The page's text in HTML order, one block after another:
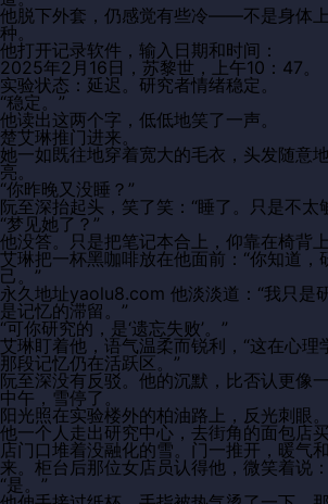
他脱下外套，仍感觉有些冷——不是身体
种。
他打开记录软件，输入日期和时间：
2025年2月16日，苏黎世，上午10：47。
实验状态：延迟。研究者情绪稳定。
“稳定。”
他读出这两个字，低低地笑了一声。
楚艾琳推门进来。
她一如既往地穿着宽大的毛衣，头发随意
亮。
“你昨晚又没睡？”
阮至深抬起头，笑了笑：“睡了。只是不太
“梦见她了？”
他没答。只是把笔记本合上，仰靠在椅背上
艾琳把一杯黑咖啡放在他面前：“你知道，
己。”
永久地址yaolu8.com 他淡淡道：“我只是
是记忆的滞留。”
“可你研究的，是‘遗忘失败’。”
艾琳盯着他，语气温柔而锐利，“这在心
那段记忆仍在活跃区。”
阮至深没有反驳。他的沉默，比否认更像一
中午，雪停了。
阳光照在实验楼外的柏油路上，反光刺眼。
他一个人走出研究中心，去街角的面包店买
店门口堆着没融化的雪。门一推开，暖气
来。柜台后那位女店员认得他，微笑着说
“是。”